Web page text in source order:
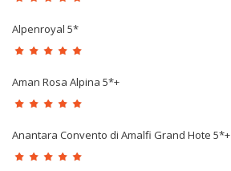
Alpenroyal 5*
Aman Rosa Alpina 5*+
Anantara Convento di Amalfi Grand Hote 5*+